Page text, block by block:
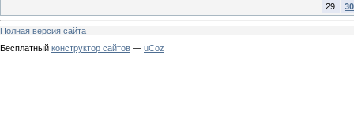
29
30
Полная версия сайта
Бесплатный конструктор сайтов — uCoz